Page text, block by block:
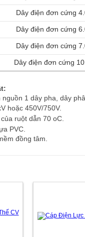
Dây điện đơn cứng
Dây điện đơn cứng
Dây điện đơn cứng
Dây điện đơn cứng
1 dây pha, dây
hoặc 450V/750V.
ruột dẫn 70 oC.
PVC.
đồng tâm.